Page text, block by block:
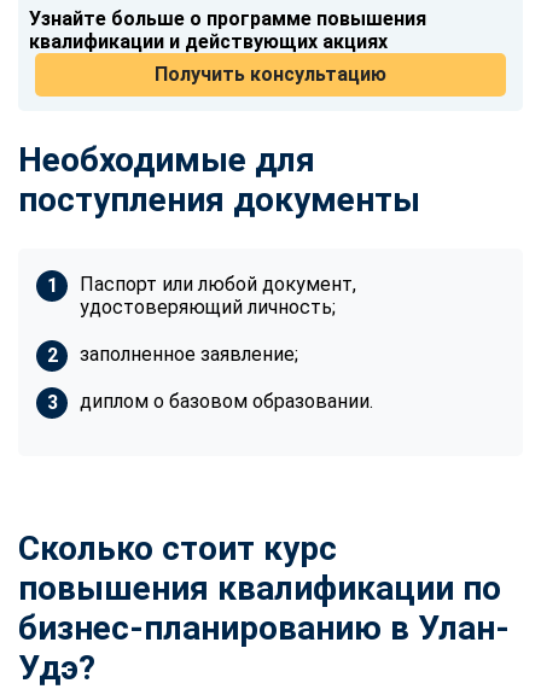
Узнайте больше о программе повышения
квалификации и действующих акциях
Получить консультацию
Необходимые для
поступления документы
Паспорт или любой документ,
удостоверяющий личность;
заполненное заявление;
диплом о базовом образовании.
Сколько стоит курс
повышения квалификации по
бизнес-планированию в Улан-
Удэ?